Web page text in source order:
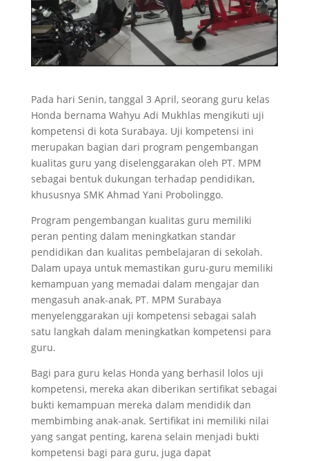
Pada hari Senin, tanggal 3 April, seorang guru kelas
Honda bernama Wahyu Adi Mukhlas mengikuti uji
kompetensi di kota Surabaya. Uji kompetensi ini
merupakan bagian dari program pengembangan
kualitas guru yang diselenggarakan oleh PT. MPM
sebagai bentuk dukungan terhadap pendidikan,
khususnya SMK Ahmad Yani Probolinggo.
Program pengembangan kualitas guru memiliki
peran penting dalam meningkatkan standar
pendidikan dan kualitas pembelajaran di sekolah.
Dalam upaya untuk memastikan guru-guru memiliki
kemampuan yang memadai dalam mengajar dan
mengasuh anak-anak, PT. MPM Surabaya
menyelenggarakan uji kompetensi sebagai salah
satu langkah dalam meningkatkan kompetensi para
guru.
Bagi para guru kelas Honda yang berhasil lolos uji
kompetensi, mereka akan diberikan sertifikat sebagai
bukti kemampuan mereka dalam mendidik dan
membimbing anak-anak. Sertifikat ini memiliki nilai
yang sangat penting, karena selain menjadi bukti
kompetensi bagi para guru, juga dapat